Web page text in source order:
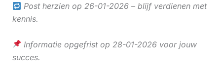
Post herzien op 26-01-2026 – blijf verdienen met
kennis.
Informatie opgefrist op 28-01-2026 voor jouw
succes.